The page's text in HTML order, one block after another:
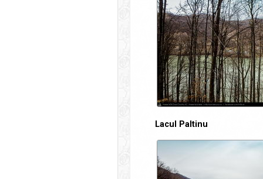
Lacul Paltinu